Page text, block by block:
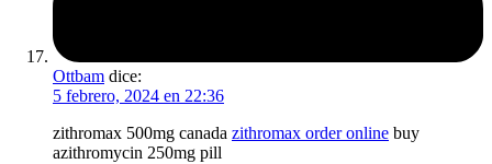
Ottbam dice:
5 febrero, 2024 en 22:36
zithromax 500mg canada zithromax order online buy
azithromycin 250mg pill